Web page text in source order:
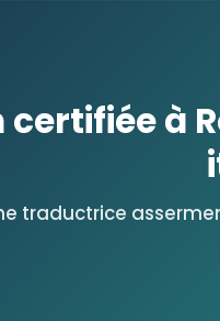
à
traductrice